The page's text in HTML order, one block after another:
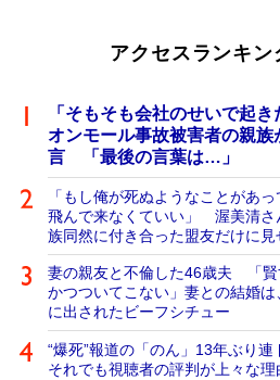
アクセスランキン
「そもそも会社のせいで起
オンモール事故被害者の親族
言 「最後の言葉は…」
「もし俺が死ぬようなことがあ
飛んで来なくていい」 渥美清
族同然に付き合った盟友だけに見
妻の親友と不倫した46歳夫 「賢
かつついてこない」妻との結婚は
に出されたビーフシチュー
“爆死”報道の「のん」13年ぶり
それでも視聴者の評判が上々な理